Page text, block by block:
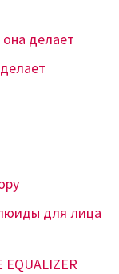
делает
для лица